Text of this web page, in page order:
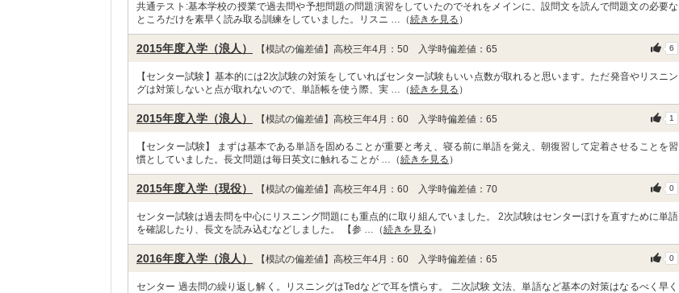
共通テスト:基本学校の授業で過去問や予想問題の問題演習をしていたのでそれをメインに、設問文を読んで問題文の必要な
ところだけを素早く読み取る訓練をしていました。リスニ …（続きを見る ）
2015年度入学（浪人） 【模試の偏差値】高校三年4月：50 入学時偏差値：65 6
【センター試験】基本的には2次試験の対策をしていればセンター試験もいい点数が取れると思います。ただ発音やリスニン
グは対策しないと点が取れないので、単語帳を使う際、実 …（続きを見る ）
2015年度入学（浪人） 【模試の偏差値】高校三年4月：60 入学時偏差値：65 1
【センター試験】 まずは基本である単語を固めることが重要と考え、寝る前に単語を覚え、朝復習して定着させることを習
慣としていました。長文問題は毎日英文に触れることが …（続きを見る ）
2015年度入学（現役） 【模試の偏差値】高校三年4月：60 入学時偏差値：70 0
センター試験は過去問を中心にリスニング問題にも重点的に取り組んでいました。 2次試験はセンターぼけを直すために単語
を確認したり、長文を読み込むなどしました。 【参 …（続きを見る ）
2016年度入学（浪人） 【模試の偏差値】高校三年4月：60 入学時偏差値：65 0
センター 過去問の繰り返し解く。リスニングはTedなどで耳を慣らす。 二次試験 文法、単語など基本の対策はなるべく早く